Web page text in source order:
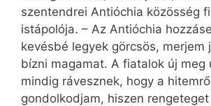
szentendrei Antióchia közösség
istápolója. – Az Antióchia
kevésbé legyek görcsös, merjem
bízni magamat. A fiatalok új meg
mindig rávesznek, hogy a
gondolkodjam, hiszen